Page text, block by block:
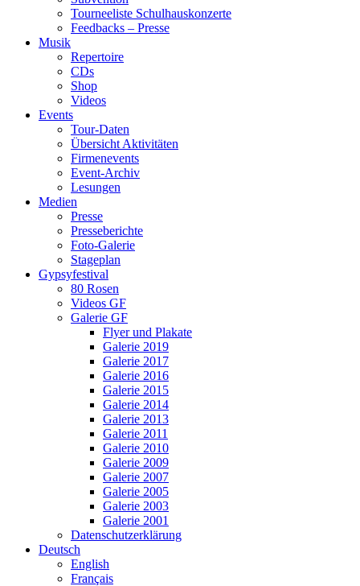
Tourneeliste Schulhauskonzerte
Feedbacks – Presse
Musik
Repertoire
CDs
Shop
Videos
Events
Tour-Daten
Übersicht Aktivitäten
Firmenevents
Event-Archiv
Lesungen
Medien
Presse
Presseberichte
Foto-Galerie
Stageplan
Gypsyfestival
80 Rosen
Videos GF
Galerie GF
Flyer und Plakate
Galerie 2019
Galerie 2017
Galerie 2016
Galerie 2015
Galerie 2014
Galerie 2013
Galerie 2011
Galerie 2010
Galerie 2009
Galerie 2007
Galerie 2005
Galerie 2003
Galerie 2001
Datenschutzerklärung
Deutsch
English
Français